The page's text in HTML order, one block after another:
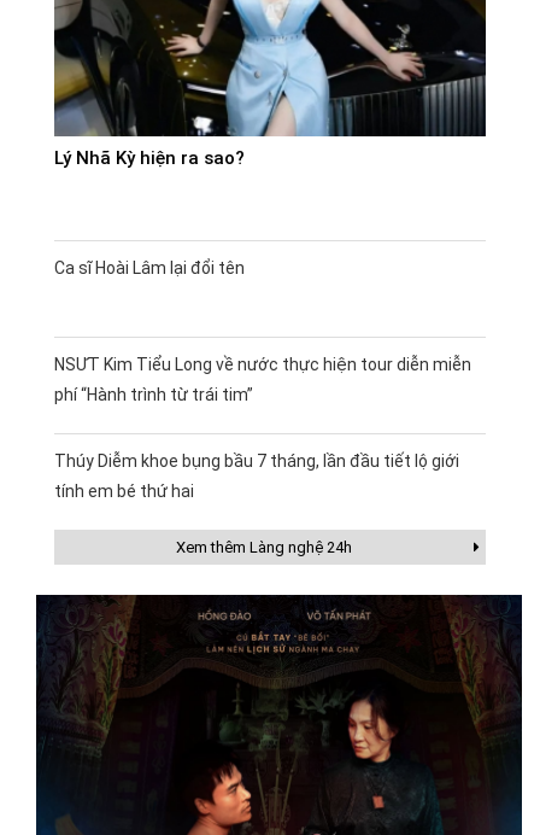
Lý Nhã Kỳ hiện ra sao?
Ca sĩ Hoài Lâm lại đổi tên
NSƯT Kim Tiểu Long về nước thực hiện tour diễn miễn
phí “Hành trình từ trái tim”
Thúy Diễm khoe bụng bầu 7 tháng, lần đầu tiết lộ giới
tính em bé thứ hai
Xem thêm Làng nghệ 24h